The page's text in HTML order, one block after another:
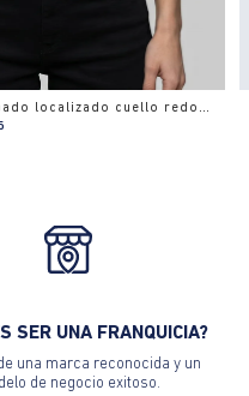
Camiseta estampado localizado cuello redondo para mujer
SER UNA FRANQUICIA?
una marca reconocida y un
de negocio exitoso.